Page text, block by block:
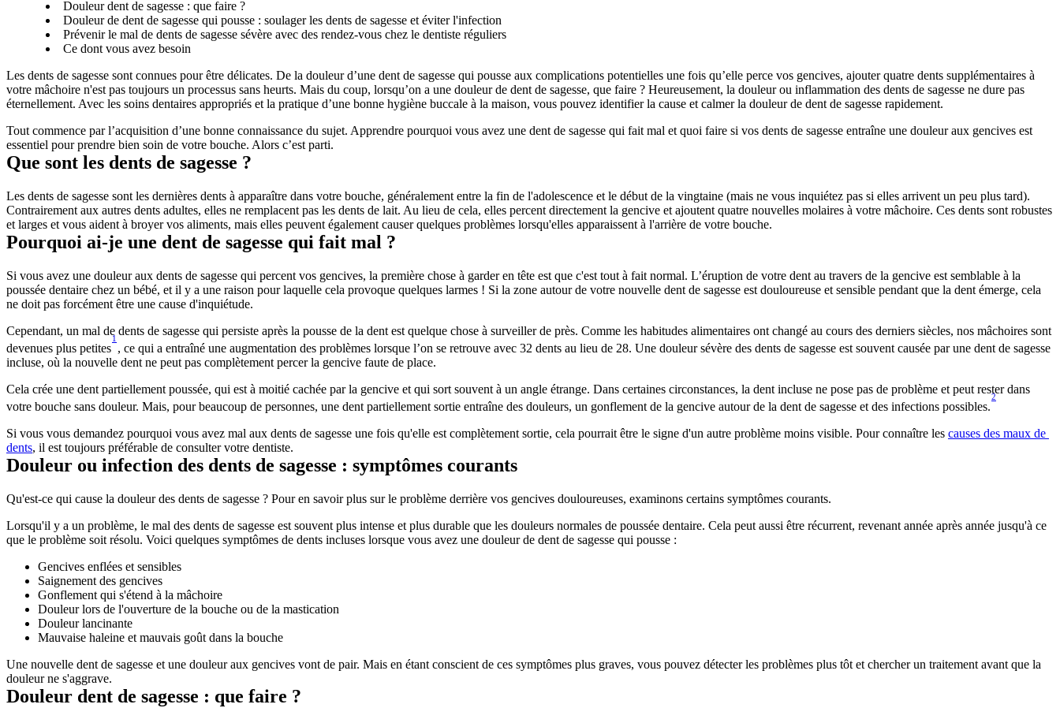
Douleur dent de sagesse : que faire ?
Douleur de dent de sagesse qui pousse : soulager les dents de sagesse et éviter l'infection
Prévenir le mal de dents de sagesse sévère avec des rendez-vous chez le dentiste réguliers
Ce dont vous avez besoin
Les dents de sagesse sont connues pour être délicates. De la douleur d’une dent de sagesse qui pousse aux complications potentielles une fois qu’elle perce vos gencives, ajouter quatre dents supplémentaires à
votre mâchoire n'est pas toujours un processus sans heurts. Mais du coup, lorsqu’on a une douleur de dent de sagesse, que faire ? Heureusement, la douleur ou inflammation des dents de sagesse ne dure pas
éternellement. Avec les soins dentaires appropriés et la pratique d’une bonne hygiène buccale à la maison, vous pouvez identifier la cause et calmer la douleur de dent de sagesse rapidement.
Tout commence par l’acquisition d’une bonne connaissance du sujet. Apprendre pourquoi vous avez une dent de sagesse qui fait mal et quoi faire si vos dents de sagesse entraîne une douleur aux gencives est
essentiel pour prendre bien soin de votre bouche. Alors c’est parti.
Que sont les dents de sagesse ?
Les dents de sagesse sont les dernières dents à apparaître dans votre bouche, généralement entre la fin de l'adolescence et le début de la vingtaine (mais ne vous inquiétez pas si elles arrivent un peu plus tard).
Contrairement aux autres dents adultes, elles ne remplacent pas les dents de lait. Au lieu de cela, elles percent directement la gencive et ajoutent quatre nouvelles molaires à votre mâchoire. Ces dents sont robustes
et larges et vous aident à broyer vos aliments, mais elles peuvent également causer quelques problèmes lorsqu'elles apparaissent à l'arrière de votre bouche.
Pourquoi ai-je une dent de sagesse qui fait mal ?
Si vous avez une douleur aux dents de sagesse qui percent vos gencives, la première chose à garder en tête est que c'est tout à fait normal. L’éruption de votre dent au travers de la gencive est semblable à la
poussée dentaire chez un bébé, et il y a une raison pour laquelle cela provoque quelques larmes ! Si la zone autour de votre nouvelle dent de sagesse est douloureuse et sensible pendant que la dent émerge, cela
ne doit pas forcément être une cause d'inquiétude.
Cependant, un mal de dents de sagesse qui persiste après la pousse de la dent est quelque chose à surveiller de près. Comme les habitudes alimentaires ont changé au cours des derniers siècles, nos mâchoires sont
devenues plus petites
1
, ce qui a entraîné une augmentation des problèmes lorsque l’on se retrouve avec 32 dents au lieu de 28. Une douleur sévère des dents de sagesse est souvent causée par une dent de sagesse
incluse, où la nouvelle dent ne peut pas complètement percer la gencive faute de place.
Cela crée une dent partiellement poussée, qui est à moitié cachée par la gencive et qui sort souvent à un angle étrange. Dans certaines circonstances, la dent incluse ne pose pas de problème et peut rester dans
votre bouche sans douleur. Mais, pour beaucoup de personnes, une dent partiellement sortie entraîne des douleurs, un gonflement de la gencive autour de la dent de sagesse et des infections possibles.
2
Si vous vous demandez pourquoi vous avez mal aux dents de sagesse une fois qu'elle est complètement sortie, cela pourrait être le signe d'un autre problème moins visible. Pour connaître les causes des maux de
dents, il est toujours préférable de consulter votre dentiste.
Douleur ou infection des dents de sagesse : symptômes courants
Qu'est-ce qui cause la douleur des dents de sagesse ? Pour en savoir plus sur le problème derrière vos gencives douloureuses, examinons certains symptômes courants.
Lorsqu'il y a un problème, le mal des dents de sagesse est souvent plus intense et plus durable que les douleurs normales de poussée dentaire. Cela peut aussi être récurrent, revenant année après année jusqu'à ce
que le problème soit résolu. Voici quelques symptômes de dents incluses lorsque vous avez une douleur de dent de sagesse qui pousse :
Gencives enflées et sensibles
Saignement des gencives
Gonflement qui s'étend à la mâchoire
Douleur lors de l'ouverture de la bouche ou de la mastication
Douleur lancinante
Mauvaise haleine et mauvais goût dans la bouche
Une nouvelle dent de sagesse et une douleur aux gencives vont de pair. Mais en étant conscient de ces symptômes plus graves, vous pouvez détecter les problèmes plus tôt et chercher un traitement avant que la
douleur ne s'aggrave.
Douleur dent de sagesse : que faire ?